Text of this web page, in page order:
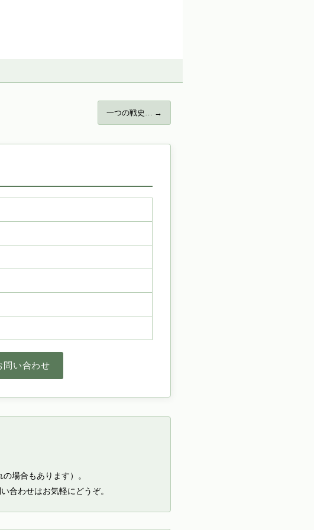
一つの戦史… →
い合わせ
場合もあります）。
合わせはお気軽にどうぞ。